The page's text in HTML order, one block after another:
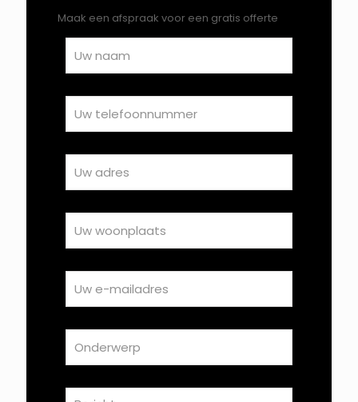
Maak een afspraak voor een gratis offerte